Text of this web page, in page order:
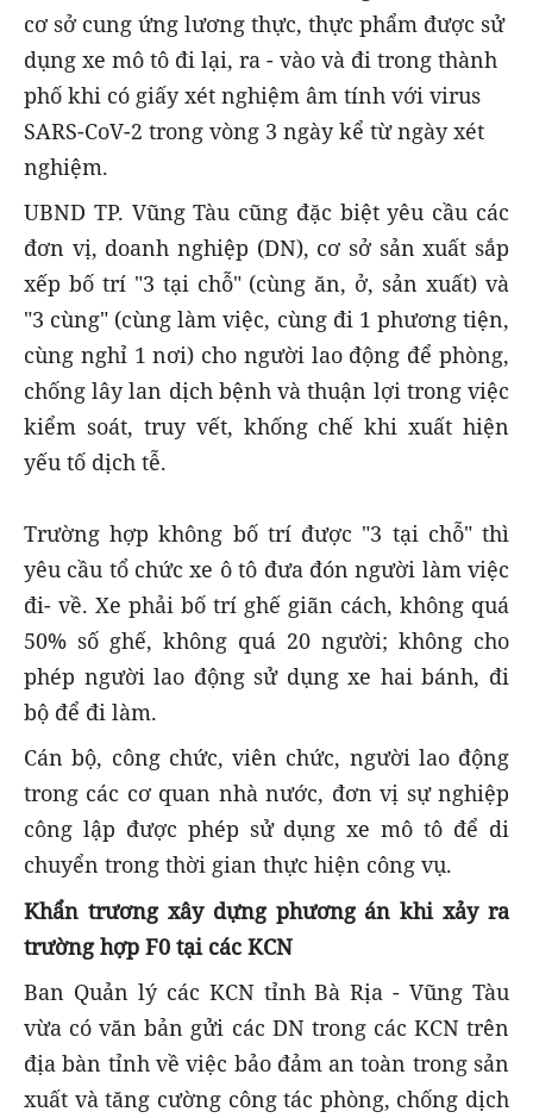
cơ sở cung ứng lương thực, thực phẩm được sử
dụng xe mô tô đi lại, ra - vào và đi trong thành
phố khi có giấy xét nghiệm âm tính với virus
SARS-CoV-2 trong vòng 3 ngày kể từ ngày xét
nghiệm.
UBND TP. Vũng Tàu cũng đặc biệt yêu cầu các
đơn vị, doanh nghiệp (DN), cơ sở sản xuất sắp
xếp bố trí "3 tại chỗ" (cùng ăn, ở, sản xuất) và
"3 cùng" (cùng làm việc, cùng đi 1 phương tiện,
cùng nghỉ 1 nơi) cho người lao động để phòng,
chống lây lan dịch bệnh và thuận lợi trong việc
kiểm soát, truy vết, khống chế khi xuất hiện
yếu tố dịch tễ.
Trường hợp không bố trí được "3 tại chỗ" thì
yêu cầu tổ chức xe ô tô đưa đón người làm việc
đi- về. Xe phải bố trí ghế giãn cách, không quá
50% số ghế, không quá 20 người; không cho
phép người lao động sử dụng xe hai bánh, đi
bộ để đi làm.
Cán bộ, công chức, viên chức, người lao động
trong các cơ quan nhà nước, đơn vị sự nghiệp
công lập được phép sử dụng xe mô tô để di
chuyển trong thời gian thực hiện công vụ.
Khẩn trương xây dựng phương án khi xảy ra
trường hợp F0 tại các KCN
Ban Quản lý các KCN tỉnh Bà Rịa - Vũng Tàu
vừa có văn bản gửi các DN trong các KCN trên
địa bàn tỉnh về việc bảo đảm an toàn trong sản
xuất và tăng cường công tác phòng, chống dịch